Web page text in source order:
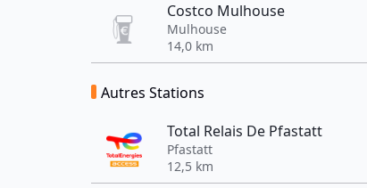
Costco Mulhouse
Mulhouse
14,0 km
Autres Stations
Total Relais De Pfastatt
Pfastatt
12,5 km